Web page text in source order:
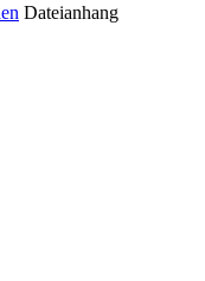
Dateianhang